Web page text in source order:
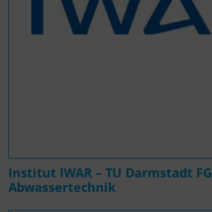
Institut IWAR – TU Darmstadt FG
Abwassertechnik